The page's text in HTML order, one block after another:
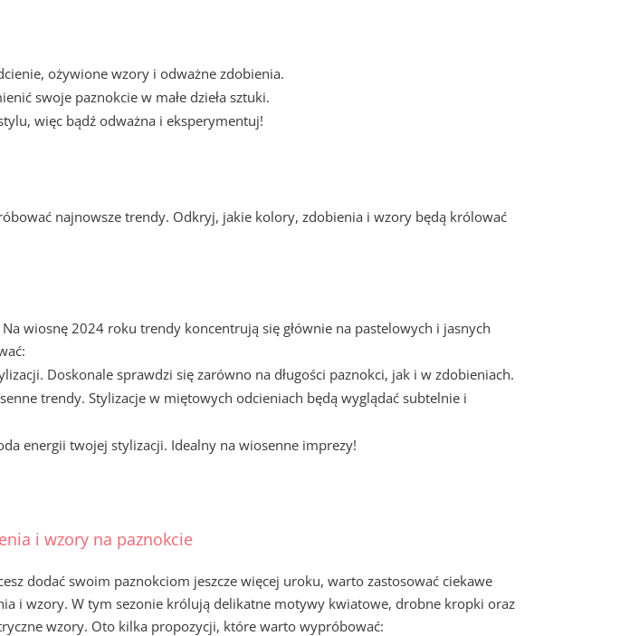
ożywione wzory i odważne zdobienia.
swoje paznokcie w małe dzieła sztuki.
więc bądź odważna i eksperymentuj!
najnowsze trendy. Odkryj, jakie kolory, zdobienia i wzory będą królować
wiosnę 2024 roku trendy koncentrują się głównie na pastelowych i jasnych
Doskonale sprawdzi się zarówno na długości paznokci, jak i w zdobieniach.
trendy. Stylizacje w miętowych odcieniach będą wyglądać subtelnie i
energii twojej stylizacji. Idealny na wiosenne imprezy!
i wzory na paznokcie
dodać swoim paznokciom jeszcze więcej uroku, warto zastosować ciekawe
i wzory. W tym sezonie królują delikatne motywy kwiatowe, drobne kropki oraz
wzory. Oto kilka propozycji, które warto wypróbować: